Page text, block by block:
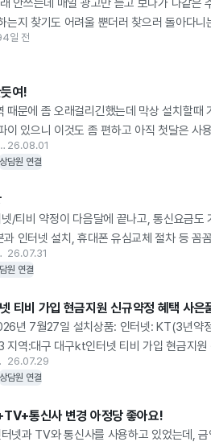
사에서 기존통시사로 가지마시고 꼭 타통신
바랍니다! 안녕하세요 이번에 아정당을 통해
습니다. 기존에 제가 주소를 잘못말씀드려 4
다. 저때문에 상담원분들도 여러차례 저랑 통
씀해주셔서 오히려 제가너무 죄송스러웠습
일정을 잘 잡아주셔서 오늘 오후2시 기사님
비 잘 설치해주셨습니다. 바쁜와중에도 저하나
하겠습니다. 감사합니다!
안쓰는데 매일 광고만 듣고 보다가 나같은
는지 찾기도 어려울 뿐더러 찾으러 돌아다
많은 경쟁사들보다 월등히 많은 할인혜택
4일 전
여!
때문에 좀 오래걸리긴했는데 막상 설치할
이 있으니 이것도 좀 편하고 아직 첫달은 사
26.08.01
상담원 연결
/티비 약정이 다음달에 끝나고, 통신요금
과 인터넷 설치, 휴대폰 유심교체 절차 등 꼼
설치받고 이제 유심 도착하면 번호이동만
내전화주신다고 하고, 역시 같은 통신사로
26.07.31
원 연결
티비 가입 현금지원 신규약정 혜택 사은
년 7월27일 설치상품: 인터넷: KT(3년
역:대구 대구kt인터넷 티비 가입 현금지
더많고 서비스가좋을까 검색하다가 아정당
은 못찍었는데 기사님도 친절하시고 꼼꼼히
다하니 계속 아정당을이용할꺼같습니다 완전강
26.07.29
상담원 연결
통신사 변경 아정당 좋아요!
넷과 TV와 통신사를 사용하고 있었는데,